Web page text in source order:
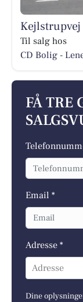
Til salg hos
CD Bolig -
FÅ TRE
Email *
Adresse *
Adresse
Dine